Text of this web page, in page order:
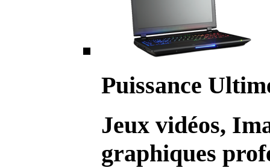
Puissance
Jeux vidéos,
graphiques